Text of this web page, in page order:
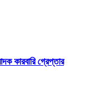
কারবারি গ্রেপ্তার